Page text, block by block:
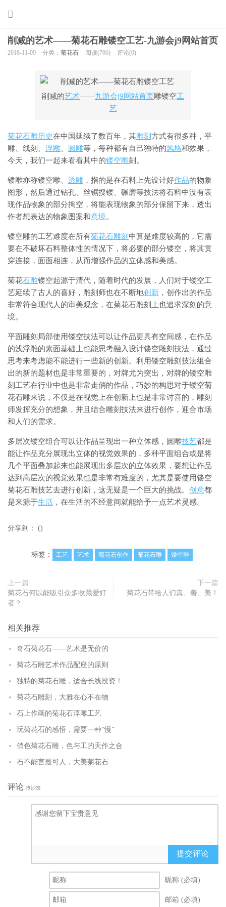
削减的艺术——菊花石雕镂空工艺-九游会j9网站首页
2018-11-09 分类： 菊花石 阅读(706) 评论(0)
削减的艺术——九游会j9网站首页雕镂空工
艺
菊花石雕历史在中国延续了数百年，其雕刻方式有很多种，平
雕、线刻、 浮雕 圆雕等，每种都有自己独特的风格和效果，
今天，我们一起来看看其中的镂空雕刻。
镂雕亦称镂空雕、 透雕 ，指的是在石料上先设计好作品的物象
图形，然后通过钻孔、丝锯搜镂、碾磨等技法将石料中没有表
现作品物象的部分掏空，将能表现物象的部分保留下来，透出
作者想表达的物象图案和意境。
镂空雕的工艺难度在所有菊花石雕刻中算是难度较高的，它需
要在不破坏石料整体性的情况下，将必要的部分镂空，将其贯
穿连接，面面相连，从而增强作品的立体感和美感。
菊花石雕镂空起源于清代，随着时代的发展，人们对于镂空工
艺延续了古人的喜好，雕刻师也在不断地创新 ，创作出的作品
非常符合现代人的审美观念，在菊花石雕刻上也追求深刻的意
境。
平面雕刻局部使用镂空技法可以让作品更具有空间感，在作品
的浅浮雕的素面基础上也能思考融入设计镂空雕刻技法，通过
思考来考虑能不能进行一些新的创新。利用镂空雕刻技法组合
出的新的题材也是非常重要的，对牌尤为突出，对牌的镂空雕
刻工艺在行业中也是非常走俏的作品，巧妙的构思对于镂空菊
花石雕来说，不仅是在视觉上在创新上也是非常讨喜的，雕刻
师发挥充分的想象，并且结合雕刻技法来进行创作，迎合市场
和人们的需求。
多层次镂空组合可以让作品呈现出一种立体感，圆雕技艺都是
能让作品充分展现出立体的视觉效果的，多种平面组合或是将
几个平面叠加起来也能展现出多层次的立体效果，要想让作品
达到高层次的视觉效果也是非常有难度的，尤其是要使用镂空
菊花石雕技艺去进行创新，这无疑是一个巨大的挑战。 创意都
是来源于生活 ，在生活的不经意间就能给予一点艺术灵感。
分享到： ()
标签： 工艺 艺术 菊花石创作 菊花石雕 镂空雕
上一篇
菊花石何以能吸引众多收藏爱好
者？
下一篇
菊花石带给人们真、善、美！
相关推荐
奇石菊花石——艺术是无价的
菊花石雕艺术作品配座的原则
独特的菊花石雕，适合长线投资！
菊花石雕刻，大雅在心不在物
石上作画的菊花石浮雕工艺
玩菊花石的感悟，需要一种“慢”
俏色菊花石雕，色与工的天作之合
石不能言最可人，大美菊花石
评论 抢沙发
提交评论
昵称 (必填)
邮箱 (必填)